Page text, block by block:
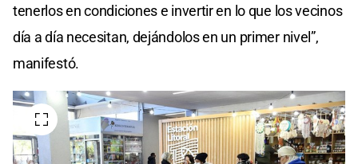
tenerlos en condiciones e invertir en lo que los vecinos
día a día necesitan, dejándolos en un primer nivel”,
manifestó.